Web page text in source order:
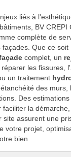
liés à
BV CREPI
complète de
façades. Que ce soit
complet, un
les fissures,
un traitement
des murs,
Des
faciliter la
site assurent une
votre projet,
bien.